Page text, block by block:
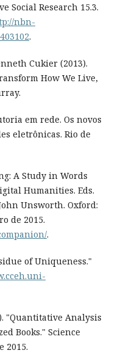
Social Research 15.3.
nbn-
.
Cukier (2013).
How We Live,
em rede. Os novos
eletrônicas. Rio de
A Study in Words
Humanities. Eds.
Unsworth. Oxford:
de 2015.
.
of Uniqueness."
"Quantitative Analysis
Books." Science
2015.